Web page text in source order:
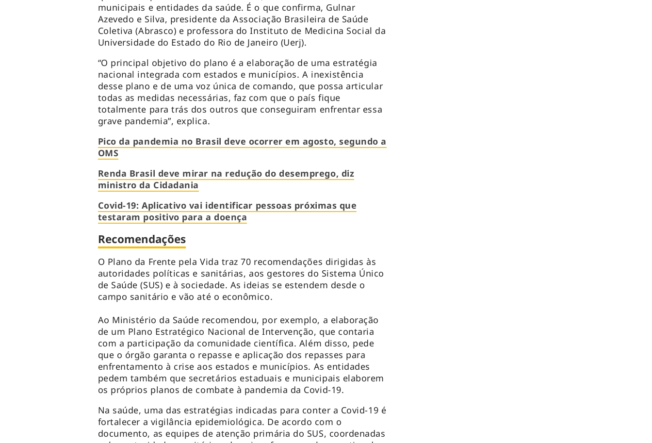
municipais e entidades da saúde. É o que confirma, Gulnar
Azevedo e Silva, presidente da Associação Brasileira de Saúde
Coletiva (Abrasco) e professora do Instituto de Medicina Social da
Universidade do Estado do Rio de Janeiro (Uerj).
“O principal objetivo do plano é a elaboração de uma estratégia
nacional integrada com estados e municípios. A inexistência
desse plano e de uma voz única de comando, que possa articular
todas as medidas necessárias, faz com que o país fique
totalmente para trás dos outros que conseguiram enfrentar essa
grave pandemia”, explica.
Pico da pandemia no Brasil deve ocorrer em agosto, segundo a
OMS
Renda Brasil deve mirar na redução do desemprego, diz
ministro da Cidadania
Covid-19: Aplicativo vai identificar pessoas próximas que
testaram positivo para a doença
Recomendações
O Plano da Frente pela Vida traz 70 recomendações dirigidas às
autoridades políticas e sanitárias, aos gestores do Sistema Único
de Saúde (SUS) e à sociedade. As ideias se estendem desde o
campo sanitário e vão até o econômico.
Ao Ministério da Saúde recomendou, por exemplo, a elaboração
de um Plano Estratégico Nacional de Intervenção, que contaria
com a participação da comunidade científica. Além disso, pede
que o órgão garanta o repasse e aplicação dos repasses para
enfrentamento à crise aos estados e municípios. As entidades
pedem também que secretários estaduais e municipais elaborem
os próprios planos de combate à pandemia da Covid-19.
Na saúde, uma das estratégias indicadas para conter a Covid-19 é
fortalecer a vigilância epidemiológica. De acordo com o
documento, as equipes de atenção primária do SUS, coordenadas